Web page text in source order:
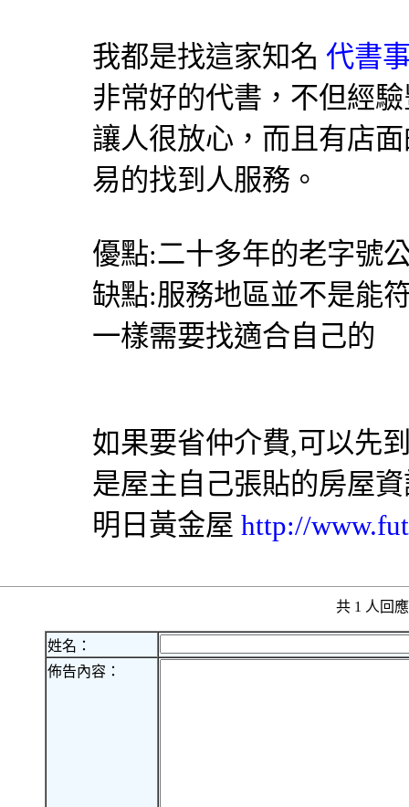
我都是找這家知名 代書
非常好的代書，不但經
讓人很放心，而且有店
易的找到人服務。
優點:二十多年的老字號
缺點:服務地區並不是能
一樣需要找適合自己的
如果要省仲介費,可以先
是屋主自己張貼的房屋
明日黃金屋 http://
共 1 人回
姓名：
佈告內容：